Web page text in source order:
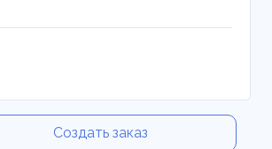
Создать заказ